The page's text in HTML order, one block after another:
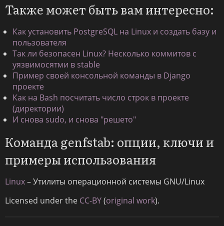
Также может быть вам интересно:
Как установить PostgreSQL на Linux и создать базу и
пользователя
Так ли безопасен Linux? Несколько коммитов с
уязвимосятми в stable
Пример своей консольной команды в Django
проекте
Как на Bash посчитать число строк в проекте
(директории)
И снова sudo, и снова "решето"
Команда genfstab: опции, ключи и
примеры использования
Linux– Утилиты операционной системы GNU/Linux
Licensed under the CC-BY(original work).